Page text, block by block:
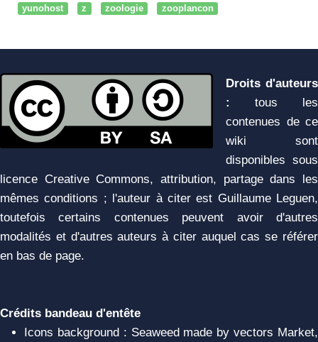
yunohost
z zoologie zooplancon
Droits d'auteurs
:
tous les
contenues de ce
wiki sont
disponibles sous
licence Creative Commons, attribution, partage dans les
mêmes conditions ; l'auteur à citer est Guillaume Leguen,
toutefois certains contenues peuvent avoir d'autres
modalités et d'autres auteurs à citer auquel cas se référer
en bas de page.
Crédits bandeau d'entête
Icons background : Seaweed made by vectors Market,